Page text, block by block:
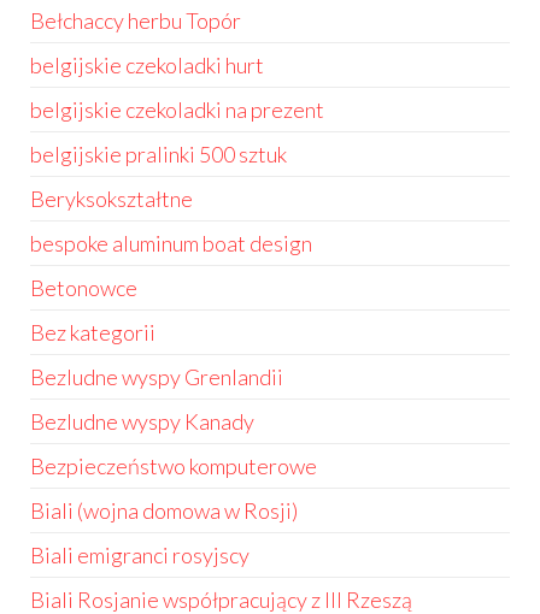
Bełchaccy herbu Topór
belgijskie czekoladki hurt
belgijskie czekoladki na prezent
belgijskie pralinki 500 sztuk
Beryksokształtne
bespoke aluminum boat design
Betonowce
Bez kategorii
Bezludne wyspy Grenlandii
Bezludne wyspy Kanady
Bezpieczeństwo komputerowe
Biali (wojna domowa w Rosji)
Biali emigranci rosyjscy
Biali Rosjanie współpracujący z III Rzeszą